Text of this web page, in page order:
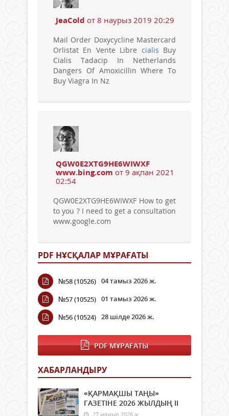
JeaCold от 8 наурыз 2019 20:29
Mail Order Doxycycline Mastercard
Orlistat En Vente Libre cialis Buy
Cialis Tadacip In Netherlands
Dangers Of Amoxicillin Where To
Buy Viagra In Nz
QGW0E2XTG9HE6WIWXF
www.bing.com от 9 ақпан 2021
02:54
QGW0E2XTG9HE6WIWXF How to get
to you ? I need to get a consultation
www.google.com
PDF НҰСҚАЛАР МҰРАҒАТЫ
№58 (10526) 04 тамыз 2026 ж.
№57 (10525) 01 тамыз 2026 ж.
№56 (10524) 28 шілде 2026 ж.
PDF МҰРАҒАТЫ
ХАБАРЛАНДЫРУ
«ҚАРМАҚШЫ ТАҢЫ»
ГАЗЕТІНЕ 2026 ЖЫЛДЫҢ ІI
27 мамыр 2026 ж.